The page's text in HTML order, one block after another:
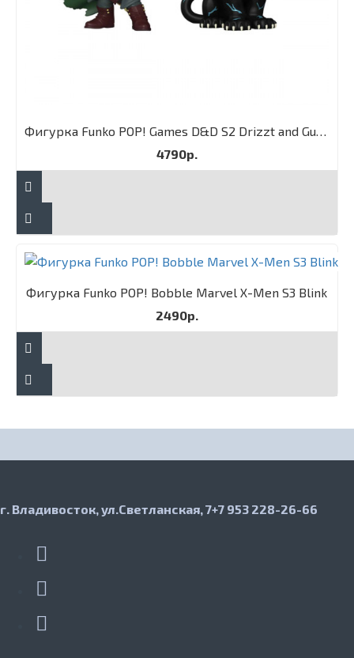
Фигурка Funko POP! Games D&D S2 Drizzt and Guenhwyvar 2PK
4790р.
Фигурка Funko POP! Bobble Marvel X-Men S3 Blink
2490р.
г. Владивосток, ул.Светланская, 7+7 953 228-26-66